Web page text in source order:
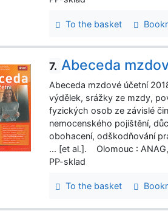
To the basket
7. Abeceda
Abeceda mzdové účetní
výdělek, srážky ze mzdy,
fyzických osob ze závislé
nemocenského pojištění,
obohacení, odškodňování
... [et al.]. Olomouc :
PP-sklad
To the basket